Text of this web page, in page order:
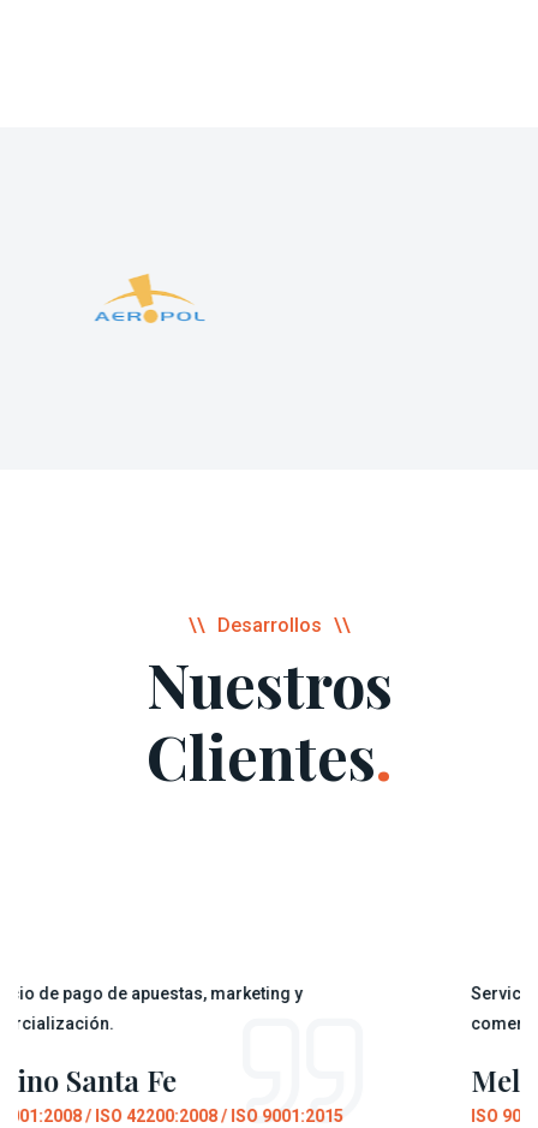
Desarrollos
Nuestros
Clientes.
de apuestas, marketing y
Fe
ISO 42200:2008 / ISO 9001:2015
Servicio de pago
comercialización.
Melincue
ISO 9001:2008 /